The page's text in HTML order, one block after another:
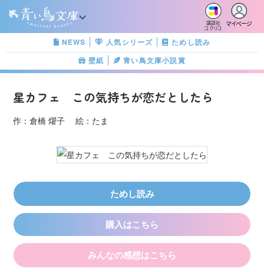
講談社
コクリコ
マイページ
NEWS 人気シリーズ
ためし読み
壁紙
青い鳥文庫小説賞
星カフェ この気持ちが恋だとしたら
作：倉橋 燿子 絵：たま
ためし読み
購入はこちら
みんなの感想はこちら